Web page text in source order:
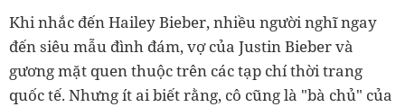
Khi nhắc đến Hailey Bieber, nhiều người nghĩ ngay
đến siêu mẫu đình đám, vợ của Justin Bieber và
gương mặt quen thuộc trên các tạp chí thời trang
quốc tế. Nhưng ít ai biết rằng, cô cũng là "bà chủ" của